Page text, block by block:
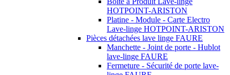
HOTPOINT-ARISTON
Platine - Module - Carte Electro
Lave-linge HOTPOINT-ARISTON
Pièces détachées lave linge FAURE
Manchette - Joint de porte - Hublot
lave-linge FAURE
Fermeture - Sécurité de porte lave-